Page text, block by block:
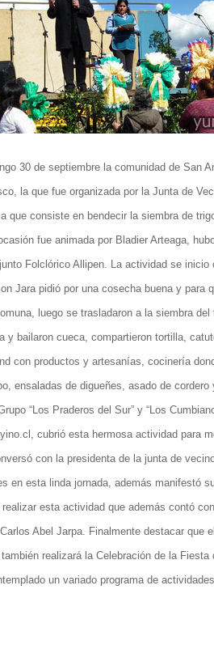
30 de septiembre la comunidad de San
la que fue organizada por la Junta de
que consiste en bendecir la siembra de
fue animada por Bladier Arteaga,
Folclórico Allipen. La actividad se
Jara pidió por una cosecha buena y para
luego se trasladaron a la siembra
y bailaron cueca, compartieron tortilla,
con productos y artesanías, cocinería
ensaladas de digueñes, asado de
“Los Praderos del Sur” y “Los
cubrió esta hermosa actividad para
con la presidenta de la junta de
en esta linda jornada, además manifestó
esta actividad que además contó
Abel Jarpa. Finalmente destacar que
realizará la Celebración de la
un variado programa de